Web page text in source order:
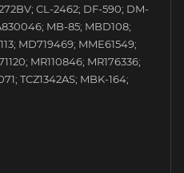
CL-2462; DF-590; DM-
MB-85; MBD108;
MD719469; MME61549;
MR110846; MR176336;
TCZ1342AS; MBK-164;